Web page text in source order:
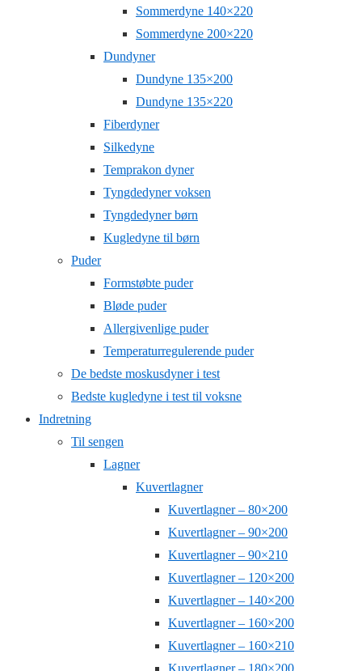
Sommerdyne 140×220
Sommerdyne 200×220
Dundyner
Dundyne 135×200
Dundyne 135×220
Fiberdyner
Silkedyne
Temprakon dyner
Tyngdedyner voksen
Tyngdedyner børn
Kugledyne til børn
Puder
Formstøbte puder
Bløde puder
Allergivenlige puder
Temperaturregulerende puder
De bedste moskusdyner i test
Bedste kugledyne i test til voksne
Indretning
Til sengen
Lagner
Kuvertlagner
Kuvertlagner – 80×200
Kuvertlagner – 90×200
Kuvertlagner – 90×210
Kuvertlagner – 120×200
Kuvertlagner – 140×200
Kuvertlagner – 160×200
Kuvertlagner – 160×210
Kuvertlagner – 180×200